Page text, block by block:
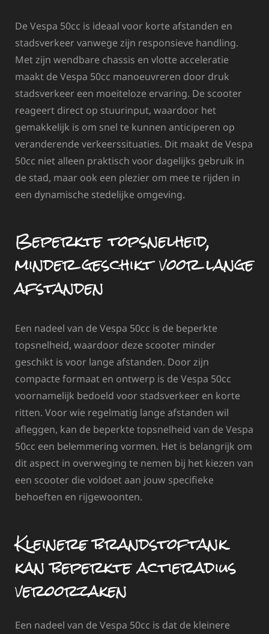
De Vespa 50cc is ideaal voor korte afstanden en
stadsverkeer vanwege zijn responsieve handling.
Met zijn wendbare chassis en vlotte acceleratie
maakt de Vespa 50cc manoeuvreren door druk
stadsverkeer een moeiteloze ervaring. De scooter
reageert direct op stuurinput, waardoor het
gemakkelijk is om snel te kunnen anticiperen op
veranderende verkeerssituaties. Dit maakt de Vespa
50cc niet alleen praktisch voor dagelijks gebruik in
de stad, maar ook een plezier om mee te rijden in
een dynamische stedelijke omgeving.
Beperkte topsnelheid,
minder geschikt voor lange
afstanden
Een nadeel van de Vespa 50cc is de beperkte
topsnelheid, waardoor deze scooter minder
geschikt is voor lange afstanden. Door zijn
compacte formaat en ontwerp is de Vespa 50cc
voornamelijk bedoeld voor stadsverkeer en korte
ritten. Voor wie regelmatig lange afstanden wil
afleggen, kan de beperkte topsnelheid van de Vespa
50cc een belemmering vormen. Het is belangrijk om
dit aspect in overweging te nemen bij het kiezen van
een scooter die voldoet aan jouw specifieke
behoeften en rijgewoonten.
Kleinere brandstoftank
kan beperkte actieradius
veroorzaken
Een nadeel van de Vespa 50cc is dat de kleinere